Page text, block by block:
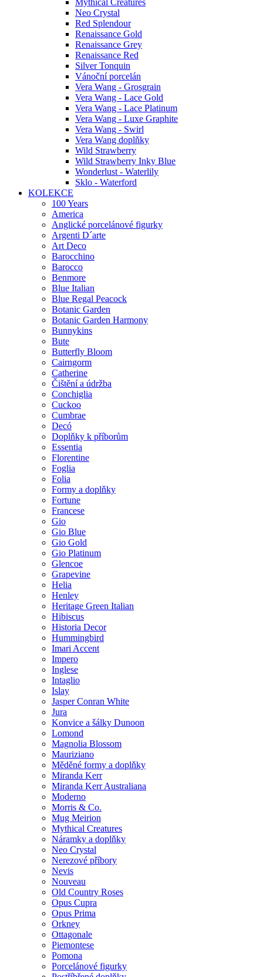
Mythical Creatures
Neo Crystal
Red Splendour
Renaissance Gold
Renaissance Grey
Renaissance Red
Silver Tonquin
Vánoční porcelán
Vera Wang - Grosgrain
Vera Wang - Lace Gold
Vera Wang - Lace Platinum
Vera Wang - Luxe Graphite
Vera Wang - Swirl
Vera Wang doplňky
Wild Strawberry
Wild Strawberry Inky Blue
Wonderlust - Waterlily
Sklo - Waterford
KOLEKCE
100 Years
America
Anglické porcelánové figurky
Argenti D´arte
Art Deco
Barocchino
Barocco
Benmore
Blue Italian
Blue Regal Peacock
Botanic Garden
Botanic Garden Harmony
Bunnykins
Bute
Butterfly Bloom
Cairngorm
Catherine
Čištění a údržba
Conchiglia
Cuckoo
Cumbrae
Decó
Doplňky k příborům
Essentia
Florentine
Foglia
Folia
Formy a doplňky
Fortune
Francese
Gio
Gio Blue
Gio Gold
Gio Platinum
Glencoe
Grapevine
Helia
Henley
Heritage Green Italian
Hibiscus
Historia Decor
Hummingbird
Imari Accent
Impero
Inglese
Intaglio
Islay
Jasper Conran White
Jura
Konvice a šálky Dunoon
Lomond
Magnolia Blossom
Mauriziano
Měděné formy a doplňky
Miranda Kerr
Miranda Kerr Australiana
Moderno
Morris & Co.
Mug Meirion
Mythical Creatures
Náramky a doplňky
Neo Crystal
Nerezové příbory
Nevis
Nouveau
Old Country Roses
Opus Cupra
Opus Prima
Orkney
Ottagonale
Piemontese
Pomona
Porcelánové figurky